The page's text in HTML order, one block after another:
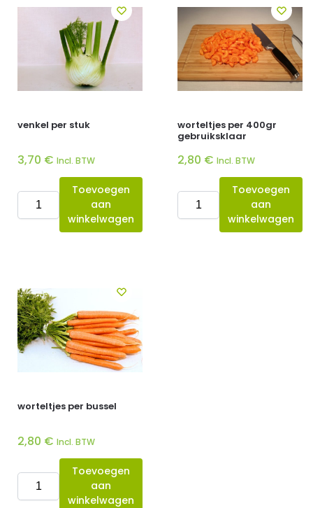
venkel per stuk
3,70 € Incl. BTW
Toevoegen
aan
winkelwagen
worteltjes per 400gr
gebruiksklaar
2,80 € Incl. BTW
Toevoegen
aan
winkelwagen
worteltjes per bussel
2,80 € Incl. BTW
Toevoegen
aan
winkelwagen